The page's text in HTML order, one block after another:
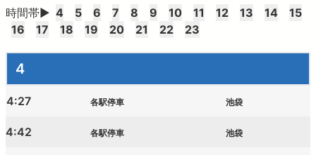
西武鉄道の公式アカウント一覧
時間帯▶ 4 5 6 7 8 9 10 11 12 13 14
15
16
17 18 19 20 21 22 23
4
4:27 各駅停車 池袋
4:42 各駅停車 池袋